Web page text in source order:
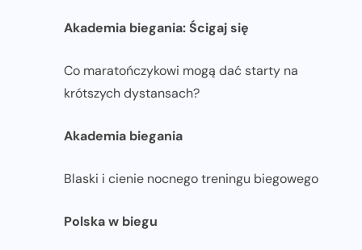
Akademia biegania: Ścigaj się
Co maratończykowi mogą dać starty na
krótszych dystansach?
Akademia biegania
Blaski i cienie nocnego treningu biegowego
Polska w biegu